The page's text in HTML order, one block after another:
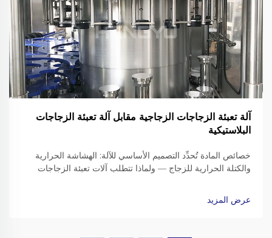
آلة تعبئة الزجاجات الزجاجية مقابل آلة تعبئة الزجاجات
البلاستيكية
خصائص المادة تُحدِّد التصميم الأساسي للآلة: الهشاشة الحرارية
والكتلة الحرارية للزجاج — ولماذا تتطلب آلات تعبئة الزجاجات
دقيقة لتثبيت أعناق الزجاجات. التعامل مع الزجاجات الزجاجية يعني
الذهاب إلى...
عرض المزيد